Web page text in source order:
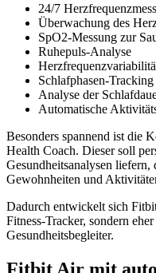
24/7
Überwachung des
SpO2-Messung zur
Ruhepuls-Analyse
Schlafphasen-Tracking
Analyse der
Automatische
Besonders spannend ist die
Health Coach. Dieser soll
Gesundheitsanalysen
Gewohnheiten und
Dadurch entwickelt sich
Fitness-Tracker, sondern
Gesundheitsbegleiter.
Fitbit Air mit